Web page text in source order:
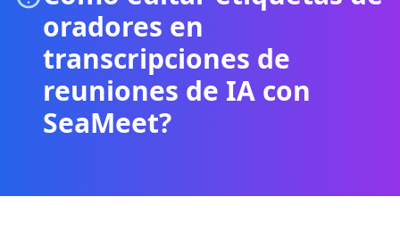
oradores en
transcripciones de
reuniones de IA con
SeaMeet?